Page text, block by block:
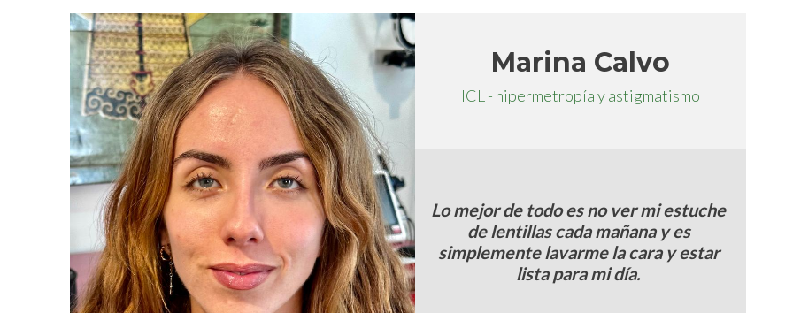
Marina Calvo
ICL - hipermetropía y astigmatismo
Lo mejor de todo es no ver mi estuche
de lentillas cada mañana y es
simplemente lavarme la cara y estar
lista para mi día.